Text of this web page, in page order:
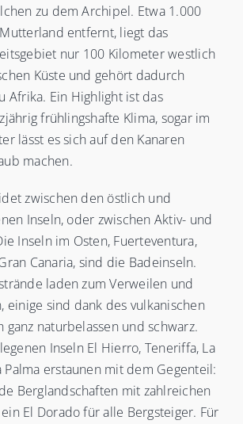
zu dem Archipel. Etwa 1.000
entfernt, liegt das
nur 100 Kilometer westlich
Küste und gehört dadurch
Afrika. Ein Highlight ist das
frühlingshafte Klima, sogar im
lässt es sich auf den Kanaren
machen.
zwischen den östlich und
Inseln, oder zwischen Aktiv- und
Inseln im Osten, Fuerteventura,
Canaria, sind die Badeinseln.
laden zum Verweilen und
einige sind dank des vulkanischen
ganz naturbelassen und schwarz.
Inseln El Hierro, Teneriffa, La
Palma erstaunen mit dem Gegenteil:
Berglandschaften mit zahlreichen
El Dorado für alle Bergsteiger. Für